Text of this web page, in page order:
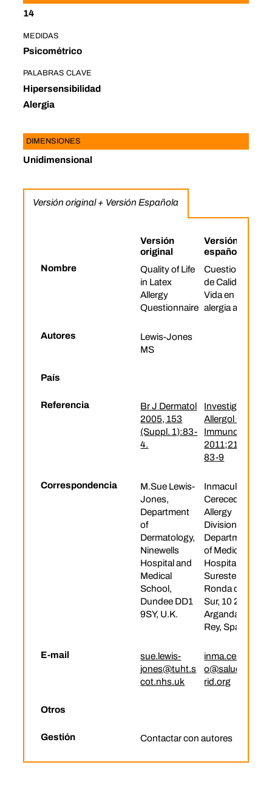
14
MEDIDAS
Psicométrico
PALABRAS CLAVE
Hipersensibilidad
Alergia
DIMENSIONES
Unidimensional
Versión original + Versión Española
Versión
original
Versión
española
Nombre
Quality of Life
in Latex
Allergy
Questionnaire
Cuestionario
de Calidad de
Vida en
alergia al látex
Autores
Lewis-Jones
MS
País
Referencia
Br J Dermatol
2005, 153
(Suppl. 1):83-
4.
Investig
Allergol Clin
Immunol.
2011;21(4):2
83-9
Correspondencia
M.Sue Lewis-
Jones,
Department
of
Dermatology,
Ninewells
Hospital and
Medical
School,
Dundee DD1
9SY, U.K.
Inmaculada
Cerecedo
Allergy
Division,
Department
of Medicine,
Hospital del
Sureste
Ronda del
Sur, 10 28500
Arganda del
Rey, Spain
E-mail
sue.lewis-
jones@tuht.s
cot.nhs.uk
inma.cereced
o@salud.mad
rid.org
Otros
Gestión Contactar con autores